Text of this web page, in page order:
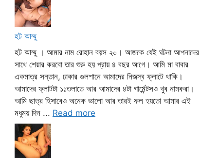
হট আম্মু
হট আম্মু । আমার নাম রোহান বয়স ২০। আজকে যেই ঘটনা আপনাদের
সাথে শেয়ার করবো তার শুরু হয় প্রায় ৪ বছর আগে। আমি মা বাবার
একমাত্র সন্তান, ঢাকার গুলশানে আমাদের নিজস্ব ফ্লাটে থাকি।
আমাদের ফ্লাটটা ১১তলাতে আর আমাদের ৪টা গার্মেন্টসও খুব নামকরা।
আমি ছাত্র হিসাবেও অনেক ভালো আর তারই ফল হয়তো আমার এই
মধুময় দিন ... Read more